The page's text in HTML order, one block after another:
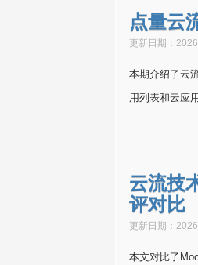
点量云
更新日期：
本期介绍了云
用列表和云应
云流技
评对比
更新日期：
本文对比了